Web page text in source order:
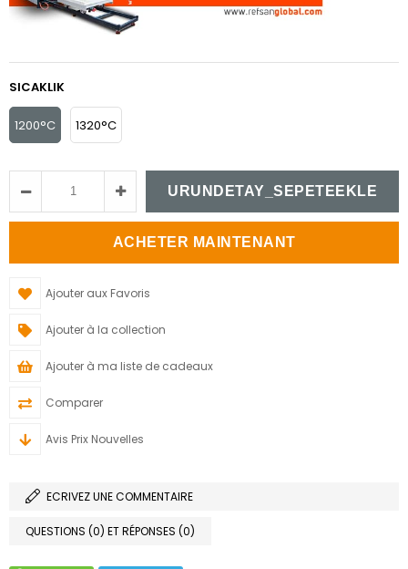
SICAKLIK
1200°C 1320°C
Ajouter aux Favoris
Ajouter à la collection
Ajouter à ma liste de cadeaux
Comparer
Avis Prix Nouvelles
ECRIVEZ UNE COMMENTAIRE
QUESTIONS (0) ET RÉPONSES (0)